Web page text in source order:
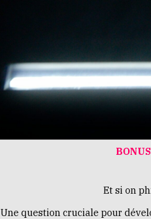
Et si on
Une question cruciale pour